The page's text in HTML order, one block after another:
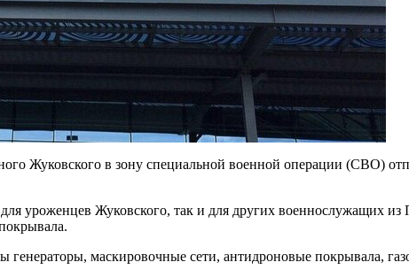
Жуковского в зону специальной военной операции (СВО)
уроженцев Жуковского, так и для других военнослужащих
генераторы, маскировочные сети, антидроновые покрывала,